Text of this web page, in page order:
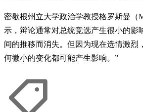
密歇根州立大学政治学教授格罗斯曼（
示，辩论通常对总统竞选产生很小的影
间的推移而消失。但因为现在选情激烈
何微小的变化都可能产生影响。”